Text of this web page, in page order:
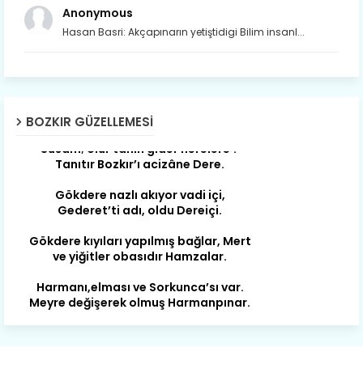
Anonymous
Hasan Basri: Akçapınarın yetiştidigi Bilim insanl...
BOZKIR GÜZELLEMESI
Son yıllarda orda yok artık ağlayan,
Susam; olur tahin gider nerelere ?
Gökdere nazlı akıyor vadi içi,
Gökdere kıyıları yapılmış bağlar, Mert
Harmanı,elması ve Sorkunca’sı var.
Büyük yerdir, mahalleleri Aydınlık, Tarih
eserleri şahane Hisarlık.